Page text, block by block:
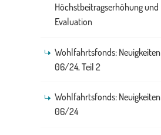
Höchstbeitragserhöhung und
Evaluation
Wohlfahrtsfonds: Neuigkeiten
06/24, Teil 2
Wohlfahrtsfonds: Neuigkeiten
06/24